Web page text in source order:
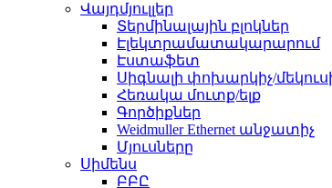
Վայդմյուլլեր
Տերմինալային բլոկներ
Էլեկտրամատակարարում
Էստաֆետ
Սիգնալի փոխարկիչ/
Հեռակա մուտք/ելք
Գործիքներ
Weidmuller Ethernet անջատիչ
Մյուսները
Սիմենս
ԲԲԸ